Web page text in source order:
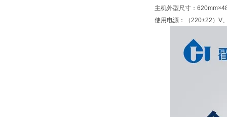
主机外型尺寸：
使用电源：（220±22）V